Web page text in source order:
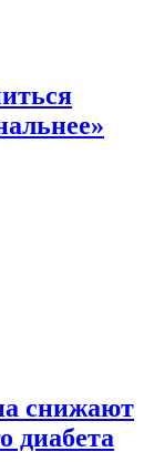
снижают
диабета